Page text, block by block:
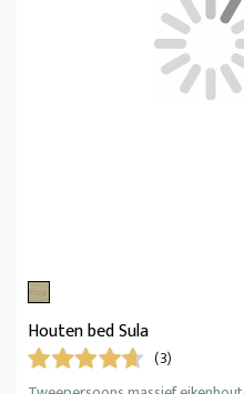
Houten bed Sula
(3)